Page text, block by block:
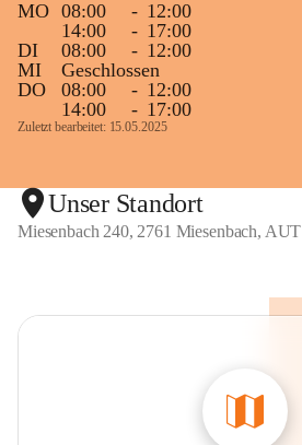
MO 08:00 - 12:00
14:00
- 17:00
DI
08:00 - 12:00
MI
Geschlossen
DO
08:00 - 12:00
14:00
- 17:00
Zuletzt bearbeitet: 15.05.2025
Unser Standort
Miesenbach 240, 2761 Miesenbach, AUT